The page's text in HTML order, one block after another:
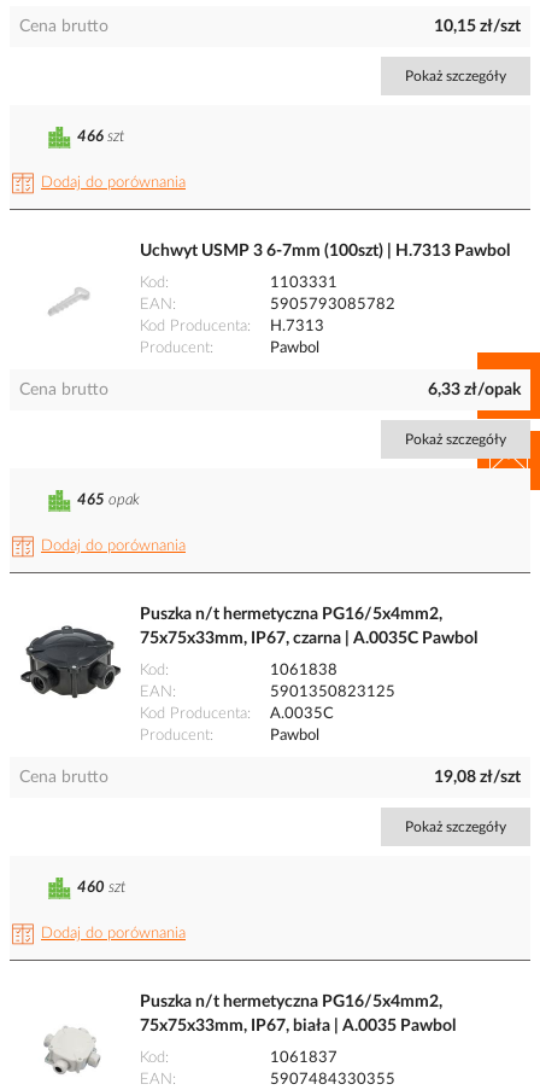
Cena brutto 10,15 zł/szt
Pokaż szczegóły
Dodaj do porównania
466 szt
Uchwyt USMP 3 6-7mm (100szt) | H.7313 Pawbol
Kod
1103331
EAN
5905793085782
Kod Producenta
H.7313
Producent
Pawbol
Cena brutto 6,33 zł/opak
Pokaż szczegóły
Dodaj do porównania
465 opak
Puszka n/t hermetyczna PG16/5x4mm2,
75x75x33mm, IP67, czarna | A.0035C Pawbol
Kod
1061838
EAN
5901350823125
Kod Producenta
A.0035C
Producent
Pawbol
Cena brutto 19,08 zł/szt
Pokaż szczegóły
Dodaj do porównania
460 szt
Puszka n/t hermetyczna PG16/5x4mm2,
75x75x33mm, IP67, biała | A.0035 Pawbol
Kod
1061837
EAN
5907484330355